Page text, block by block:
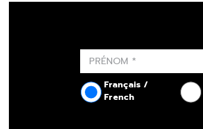
Français /
French